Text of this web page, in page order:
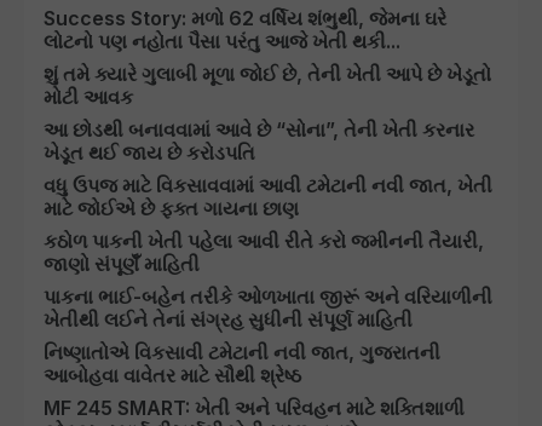
Success Story: મળો 62 વર્ષિય શંભુથી, જેમના ઘરે
લોટનો પણ નહોતા પૈસા પરંતુ આજે ખેતી થકી...
શું તમે ક્યારે ગુલાબી મૂળા જોઈ છે, તેની ખેતી આપે છે ખેડૂતો
મોટી આવક
આ છોડથી બનાવવામાં આવે છે “સોના”, તેની ખેતી કરનાર
ખેડૂત થઈ જાય છે કરોડપતિ
વધુ ઉપજ માટે વિકસાવવામાં આવી ટમેટાની નવી જાત, ખેતી
માટે જોઈએ છે ફક્ત ગાયના છાણ
કઠોળ પાકની ખેતી પહેલા આવી રીતે કરો જમીનની તૈયારી,
જાણો સંપૂર્ણઁ માહિતી
પાકના ભાઈ-બહેન તરીકે ઓળખાતા જીરૂં અને વરિયાળીની
ખેતીથી લઈને તેનાં સંગ્રહ સુધીની સંપૂર્ણ માહિતી
નિષ્ણાતોએ વિકસાવી ટમેટાની નવી જાત, ગુજરાતની
આબોહવા વાવેતર માટે સૌથી શ્રેષ્ઠ
MF 245 SMART: ખેતી અને પરિવહન માટે શક્તિશાળી